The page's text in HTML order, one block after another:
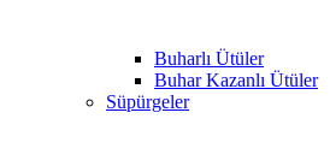
Buharlı Ütüler
Buhar Kazanlı Ütüler
Süpürgeler